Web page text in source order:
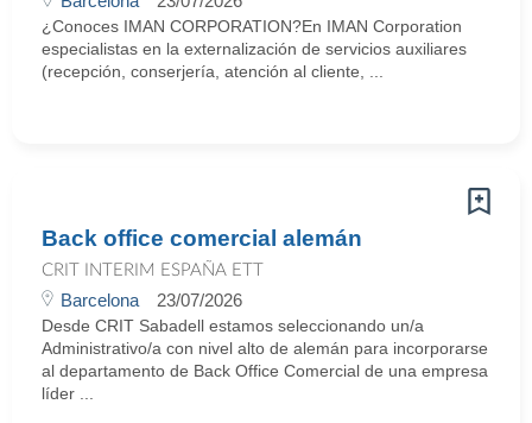
¿Conoces IMAN CORPORATION?En IMAN Corporation
especialistas en la externalización de servicios auxiliares
(recepción, conserjería, atención al cliente, ...
Back office comercial alemán
CRIT INTERIM ESPAÑA ETT
Barcelona 23/07/2026
Desde CRIT Sabadell estamos seleccionando un/a
Administrativo/a con nivel alto de alemán para incorporarse
al departamento de Back Office Comercial de una empresa
líder ...